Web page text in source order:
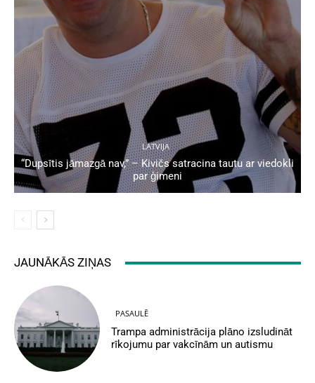
LATVIJA
“Dupsītis jāmazgā nav,” – Kivičs satracina tautu ar viedokli
par ģimeni
JAUNĀKĀS ZIŅAS
PASAULĒ
Trampa administrācija plāno izsludināt
rīkojumu par vakcīnām un autismu